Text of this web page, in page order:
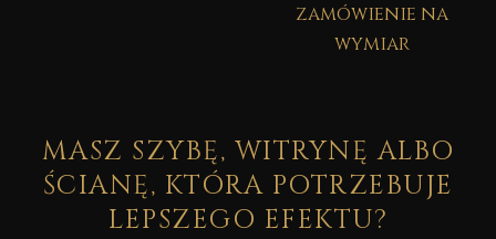
zamówienie na
wymiar
MASZ SZYBĘ, WITRYNĘ ALBO
ŚCIANĘ, KTÓRA POTRZEBUJE
LEPSZEGO EFEKTU?